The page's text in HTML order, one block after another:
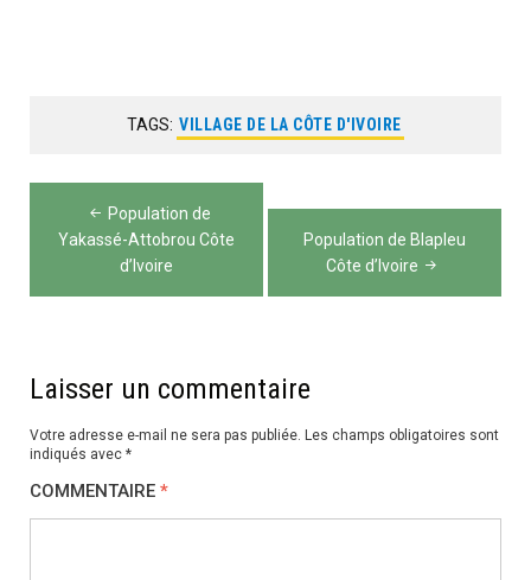
TAGS: VILLAGE DE LA CÔTE D'IVOIRE
Navigation
de
l’article
Population de
Yakassé-Attobrou Côte
d’Ivoire
Population de Blapleu
Côte d’Ivoire
Laisser un commentaire
Votre adresse e-mail ne sera pas publiée. Les champs obligatoires sont
indiqués avec *
COMMENTAIRE *